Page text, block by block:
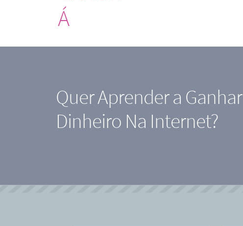
Quer Aprender a Ganhar
Dinheiro Na Internet?